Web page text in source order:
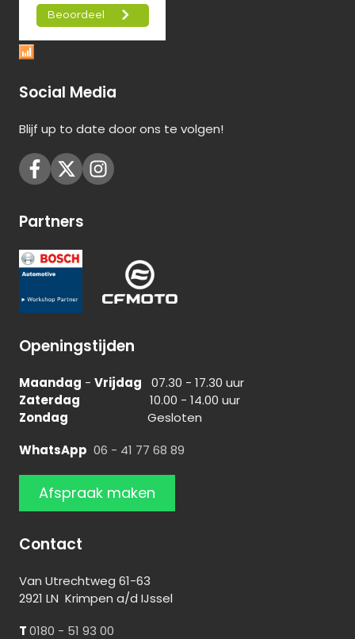
Social Media
Blijf up to date door ons te volgen!
Partners
Openingstijden
Maandag - Vrijdag 07.30 - 17.30 uur
Zaterdag 10.00 - 14.00 uur
Zondag Gesloten
WhatsApp 06 - 41 77 68 89
Afspraak maken
Contact
Van Utrechtweg 61-63
2921 LN Krimpen a/d IJssel
T0180 - 51 93 00